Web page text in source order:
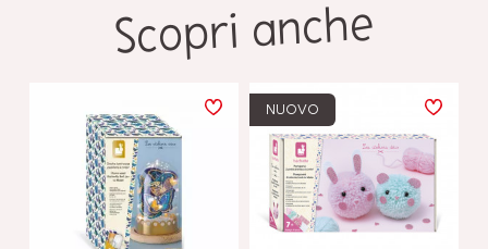
Scopri anche
NUOVO